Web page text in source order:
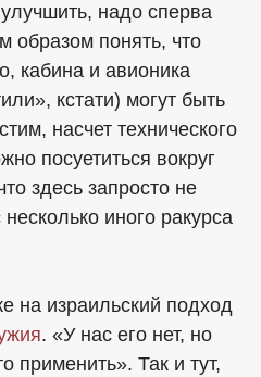
надо сперва
образом понять, что
кабина и авионика
кстати) могут быть
насчет технического
посуетиться вокруг
здесь запросто не
иного ракурса
на израильский подход
. «У нас его нет, но
применить». Так и тут,